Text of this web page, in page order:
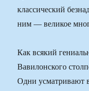
классический
ним — великое
Как всякий
Вавилонского
Одни усматривают